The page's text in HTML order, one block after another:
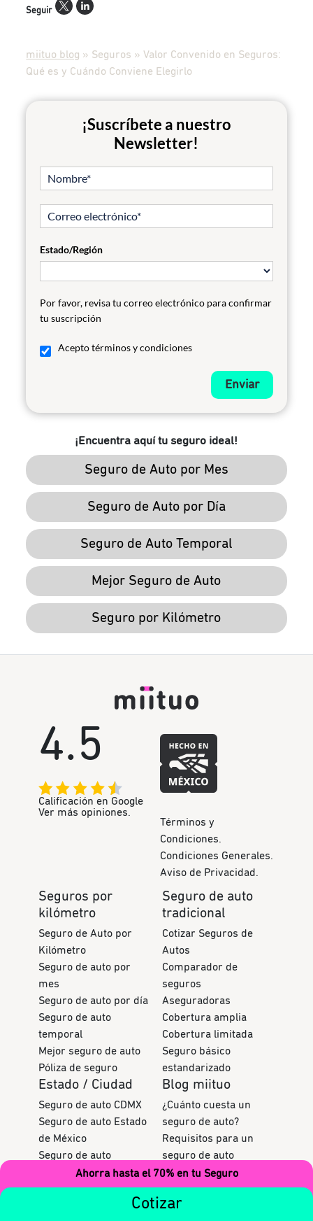
Ahorra hasta el 70% en tu Seguro
Cotizar
Seguir
miituo blog » Seguros » Valor Convenido en Seguros:
Qué es y Cuándo Conviene Elegirlo
¡Suscríbete a nuestro
Newsletter!
Estado/Región
Por favor, revisa tu correo electrónico para confirmar
tu suscripción
Acepto términos y condiciones
Enviar
¡Encuentra aquí tu seguro ideal!
Seguro de Auto por Mes
Seguro de Auto por Día
Seguro de Auto Temporal
Mejor Seguro de Auto
Seguro por Kilómetro
4.5
Calificación en Google
Ver más opiniones.
Términos y
Condiciones.
Condiciones Generales.
Aviso de Privacidad.
Seguros por
kilómetro
Seguro de Auto por
Kilómetro
Seguro de auto por
mes
Seguro de auto por día
Seguro de auto
temporal
Mejor seguro de auto
Póliza de seguro
Seguro de auto
tradicional
Cotizar Seguros de
Autos
Comparador de
seguros
Aseguradoras
Cobertura amplia
Cobertura limitada
Seguro básico
estandarizado
Estado / Ciudad
Seguro de auto CDMX
Seguro de auto Estado
de México
Seguro de auto
Monterrey
Seguro de auto Jalisco
Blog miituo
¿Cuánto cuesta un
seguro de auto?
Requisitos para un
seguro de auto
Seguro por km vs
seguro convencional
Tipos de seguros por